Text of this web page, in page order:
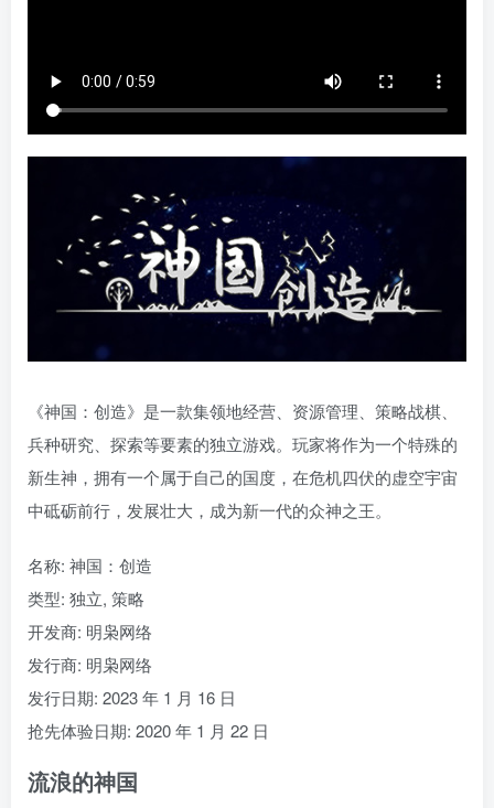
《神国：创造》是一款集领地经营、资源管理、策略战棋、
兵种研究、探索等要素的独立游戏。玩家将作为一个特殊的
新生神，拥有一个属于自己的国度，在危机四伏的虚空宇宙
中砥砺前行，发展壮大，成为新一代的众神之王。
名称: 神国：创造
类型: 独立, 策略
开发商: 明枭网络
发行商: 明枭网络
发行日期: 2023 年 1 月 16 日
抢先体验日期: 2020 年 1 月 22 日
流浪的神国